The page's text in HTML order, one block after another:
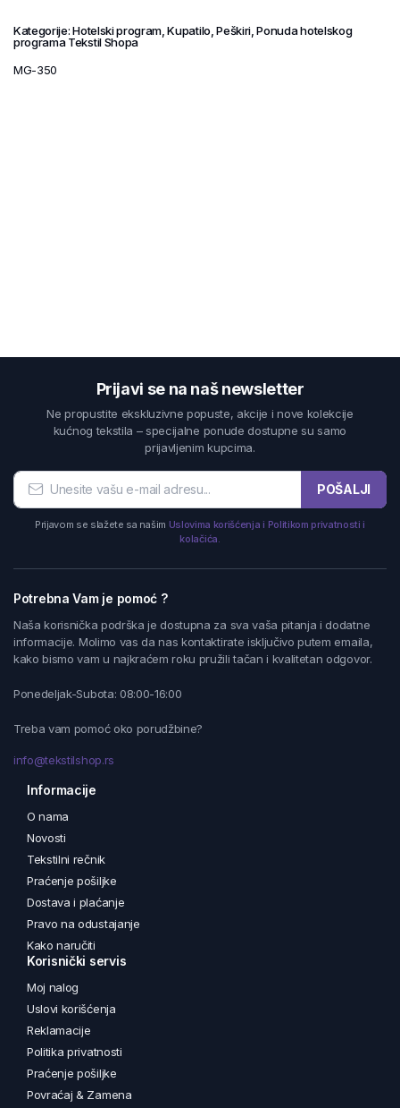
Kategorije:Hotelski program ,Kupatilo ,Peškiri ,Ponuda hotelskog
programa Tekstil Shopa
MG-350
Prijavi se na naš newsletter
Ne propustite ekskluzivne popuste, akcije i nove kolekcije
kućnog tekstila – specijalne ponude dostupne su samo
prijavljenim kupcima.
POŠALJI
Prijavom se slažete sa našim Uslovima korišćenja i Politikom privatnosti i
kolačića.
Potrebna Vam je pomoć ?
Naša korisnička podrška je dostupna za sva vaša pitanja i dodatne
informacije. Molimo vas da nas kontaktirate isključivo putem emaila,
kako bismo vam u najkraćem roku pružili tačan i kvalitetan odgovor.
Ponedeljak-Subota: 08:00-16:00
Treba vam pomoć oko porudžbine?
info@tekstilshop.rs
Informacije
O nama
Novosti
Tekstilni rečnik
Praćenje pošiljke
Dostava i plaćanje
Pravo na odustajanje
Kako naručiti
Korisnički servis
Moj nalog
Uslovi korišćenja
Reklamacije
Politika privatnosti
Praćenje pošiljke
Povraćaj & Zamena